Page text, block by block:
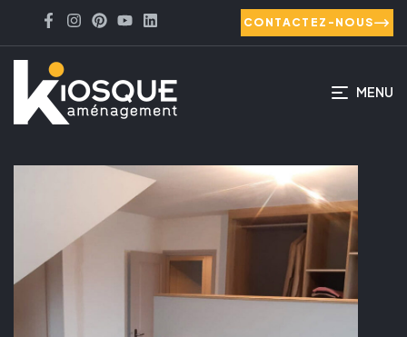
CONTACTEZ-NOUS
MENU